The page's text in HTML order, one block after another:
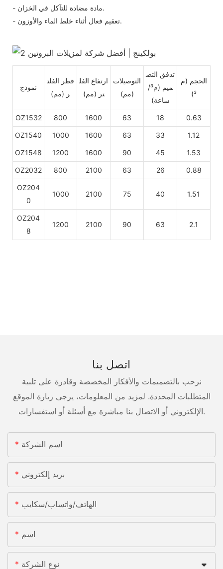
- مادة مضادة للتآكل في الخزان.
- تعقيم فعال أثناء خلط الماء والأوزون.
نموذج
قطر الفلت
ر (مم)
ارتفاع الفل
تر (مم)
التوصيلات
(مم)
تدفق التص
ميم (م³/
ساعة)
الحجم (م
³)
OZ1532 800 1600 63 18 0.63
OZ1540 1000 1600 63 33 1.12
OZ1548 1200 1600 90 45 1.53
OZ2032 800 2100 63 26 0.88
OZ204
0
1000 2100 75 40 1.51
OZ204
8
1200 2100 90 63 2.1
اتصل بنا
نرحب بالتصميمات والأفكار المخصصة وقادرة على تلبية
المتطلبات المحددة. لمزيد من المعلومات، يرجى زيارة الموقع
الإلكتروني أو الاتصال بنا مباشرة مع أسئلة أو استفسارات.
اسم الشركة
بريد إلكتروني
الهاتف/واتساب/سكايب
اسم
نوع الشركة